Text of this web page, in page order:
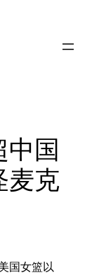
中国
麦克
国女篮以